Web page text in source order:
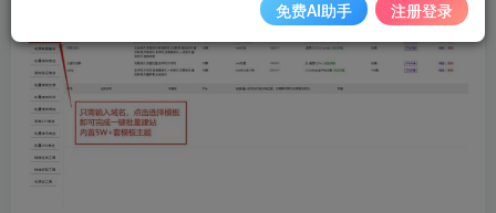
免费AI助手 注册登录